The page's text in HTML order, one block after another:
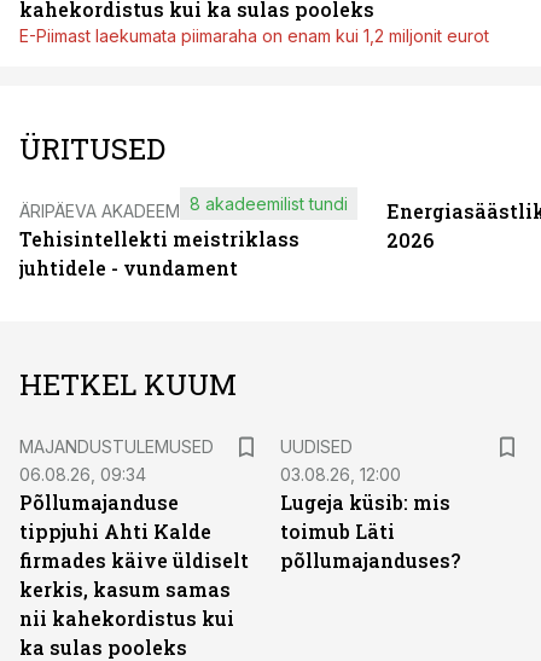
kahekordistus kui ka sulas pooleks
E-Piimast laekumata piimaraha on enam kui 1,2 miljonit eurot
ÜRITUSED
ÄRIPÄEVA AKADEEMIA
Tehisintellekti meistriklass
juhtidele - vundament
8 akadeemilist tundi
2026
HETKEL KUUM
MAJANDUSTULEMUSED
06.08.26, 09:34
Põllumajanduse
tippjuhi Ahti Kalde
firmades käive üldiselt
kerkis, kasum samas
nii kahekordistus kui
ka sulas pooleks
UUDISED
03.08.26, 12:00
Lugeja küsib: mis
toimub Läti
põllumajanduses?